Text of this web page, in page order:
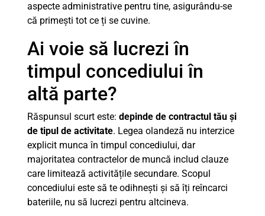
aspecte administrative pentru tine, asigurându-se
că primești tot ce ți se cuvine.
Ai voie să lucrezi în
timpul concediului în
altă parte?
Răspunsul scurt este: depinde de contractul tău și
de tipul de activitate. Legea olandeză nu interzice
explicit munca în timpul concediului, dar
majoritatea contractelor de muncă includ clauze
care limitează activitățile secundare. Scopul
concediului este să te odihnești și să îți reîncarci
bateriile, nu să lucrezi pentru altcineva.